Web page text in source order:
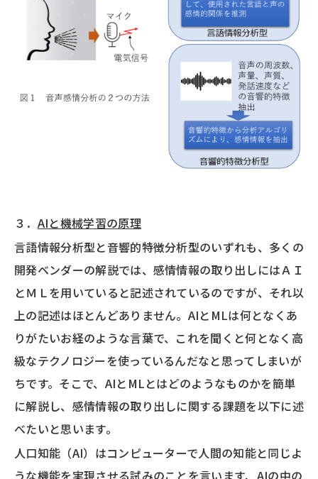
３． AIと機械学習の原理
言語情報分析型と音響的特徴分析型のいずれも、多くの
開発ベンダーの解説では、感情情報の取り出しにはＡＩ
とＭＬを用いていると記述されているのですが、それ以
上の記述はほとんどありません。AIとMLは何となくあ
りがたいお経のような言葉で、これを聞くと何となく高
級なテクノロジーを使っているんだなと思ってしまいが
ちです。そこで、AIとMLとはどのようなものかを簡単
に解説し、感情情報の取り出しに関する課題を以下に述
べたいと思います。
人口知能（AI）はコンピューターで人間の知能と同じよ
うな機能を実現させる試みのことを言います、AIの中の